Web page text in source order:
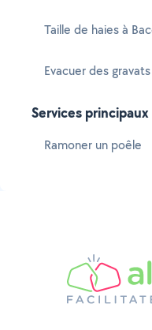
Taille de haies à
Evacuer des
Services principaux
Ramoner un poêle